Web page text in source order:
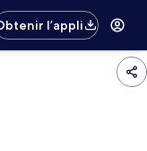
l’appli